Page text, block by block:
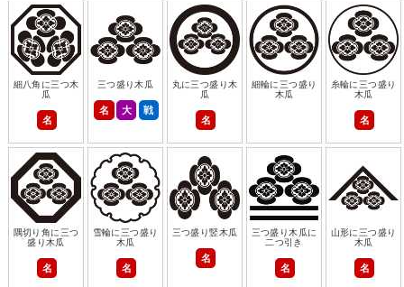
細八角に三つ木
瓜
名
三つ盛り木瓜
名 大 戦
丸に三つ盛り木
瓜
名
細輪に三つ盛り
木瓜
糸輪に三つ盛り
木瓜
名
隅切り角に三つ
盛り木瓜
名
雪輪に三つ盛り
木瓜
名
三つ盛り竪木瓜
名
三つ盛り木瓜に
二つ引き
名
山形に三つ盛り
木瓜
名